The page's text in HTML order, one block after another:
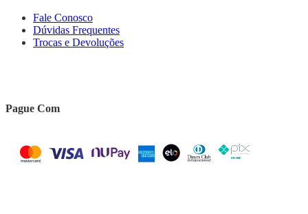
Fale Conosco
Dúvidas Frequentes
Trocas e Devoluções
Pague Com